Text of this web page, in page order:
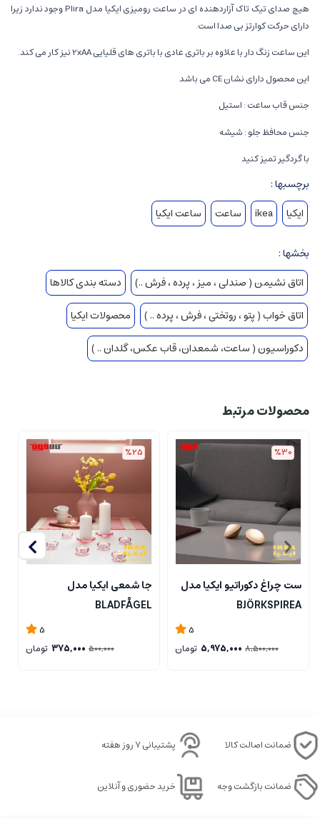
هیچ صدای تیک تاک آزاردهنده ای در ساعت رومیزی ایکیا مدل Plira وجود ندارد زیرا
دارای حرکت کوارتز بی صدا است.
این ساعت زنگ دار با علاوه بر باتری عادی با باتری های قلیایی 2xAA نیز کار می کند.
این محصول دارای نشان CE می باشد
جنس قاب ساعت : استیل
جنس محافظ جلو : شیشه
با گردگیر تمیز کنید
برچسبها :
ایکیا
ikea ساعت ساعت ایکیا
بخشها :
اتاق نشیمن ( صندلی ، میز ، پرده ، فرش ..)
دسته بندی کالاها
اتاق خواب ( پتو ، روتختی ، فرش ، پرده .. )
محصولات ایکیا
دکوراسیون ( ساعت، شمعدان، قاب عکس، گلدان .. )
محصولات مرتبط
%30
ست چراغ دکوراتیو ایکیا مدل
BJÖRKSPIREA
5
8,500,000
5,975,000 تومان
%25
جا شمعی ایکیا مدل
BLADFÅGEL
5
500,000
375,000 تومان
ضمانت اصالت کالا پشتیبانی ۷ روز هفته
ضمانت بازگشت وجه خرید حضوری و آنلاین